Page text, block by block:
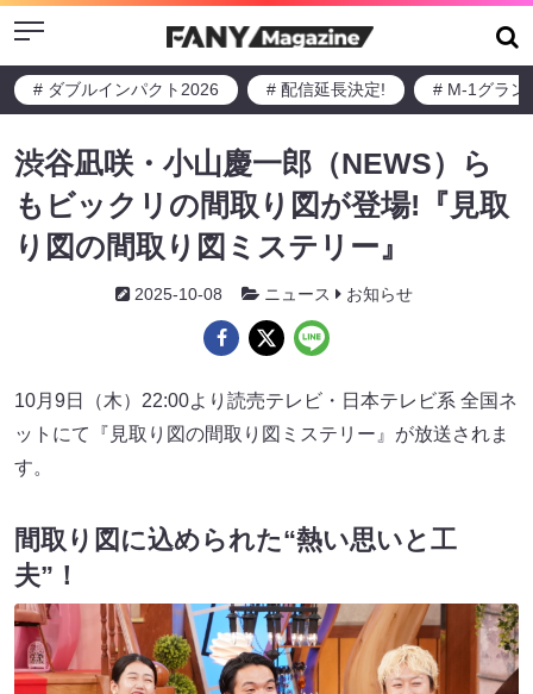
Menu
# ダブルインパクト2026 # 配信延長決定! # M-1グラン
渋谷凪咲・小山慶一郎（NEWS）ら
もビックリの間取り図が登場!『見取
り図の間取り図ミステリー』
2025-10-08 ニュース お知らせ
10月9日（木）22:00より読売テレビ・日本テレビ系 全国ネ
ットにて『見取り図の間取り図ミステリー』が放送されま
す。
間取り図に込められた“熱い思いと工
夫”！